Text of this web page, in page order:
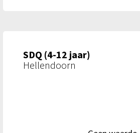
SDQ (4-12 jaar)
Hellendoorn